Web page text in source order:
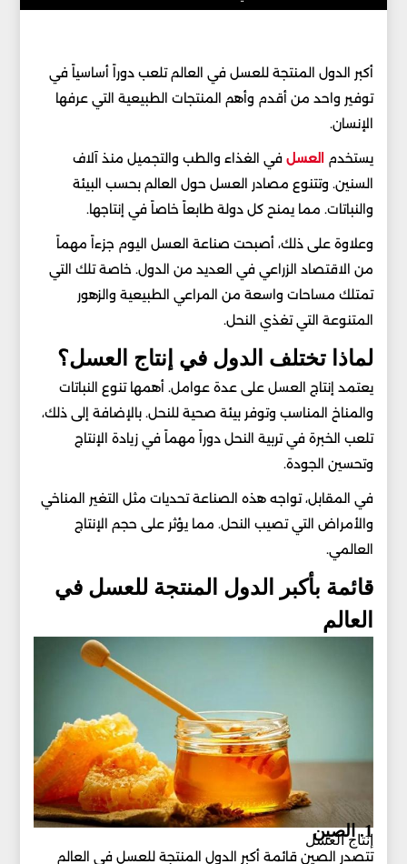
أكبر الدول المنتجة للعسل في العالم تلعب دوراً أساسياً في
توفير واحد من أقدم وأهم المنتجات الطبيعية التي عرفها
الإنسان.
يستخدم العسل في الغذاء والطب والتجميل منذ آلاف
السنين. وتتنوع مصادر العسل حول العالم بحسب البيئة
والنباتات. مما يمنح كل دولة طابعاً خاصاً في إنتاجها.
وعلاوة على ذلك، أصبحت صناعة العسل اليوم جزءاً مهماً
من الاقتصاد الزراعي في العديد من الدول. خاصة تلك التي
تمتلك مساحات واسعة من المراعي الطبيعية والزهور
المتنوعة التي تغذي النحل.
لماذا تختلف الدول في إنتاج العسل؟
يعتمد إنتاج العسل على عدة عوامل. أهمها تنوع النباتات
والمناخ المناسب وتوفر بيئة صحية للنحل. بالإضافة إلى ذلك،
تلعب الخبرة في تربية النحل دوراً مهماً في زيادة الإنتاج
وتحسين الجودة.
في المقابل، تواجه هذه الصناعة تحديات مثل التغير المناخي
والأمراض التي تصيب النحل. مما يؤثر على حجم الإنتاج
العالمي.
قائمة بأكبر الدول المنتجة للعسل في
العالم
إنتاج العسل
1. الصين
تتصدر الصين قائمة أكبر الدول المنتجة للعسل في العالم